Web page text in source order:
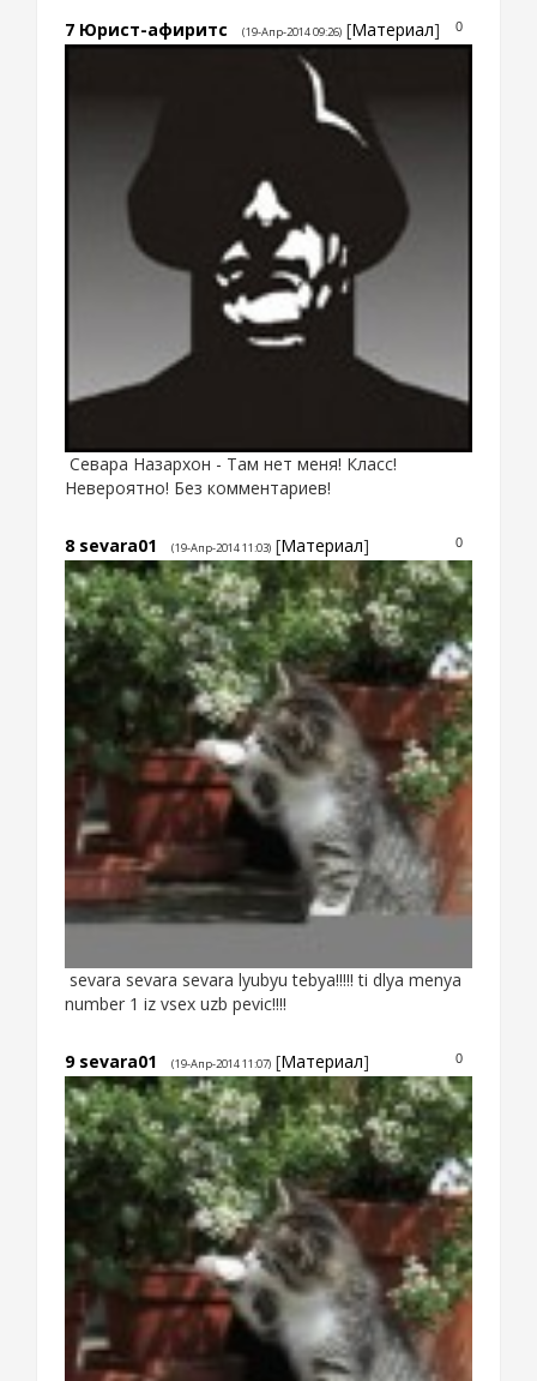
0
7 Юрист-афиритс (19-Апр-2014 09:26) [Материал]
Cевара Назархон - Там нет меня! Класс!
Невероятно! Без комментариев!
0
8 sevara01 (19-Апр-2014 11:03) [Материал]
sevara sevara sevara lyubyu tebya!!!!! ti dlya menya
number 1 iz vsex uzb pevic!!!!
0
9 sevara01 (19-Апр-2014 11:07) [Материал]